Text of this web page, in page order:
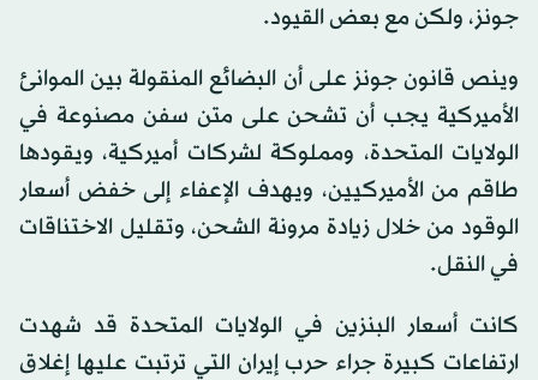
جونز، ولكن مع بعض القيود.
وينص قانون جونز على أن البضائع المنقولة بين الموانئ
الأميركية يجب أن تشحن على متن سفن مصنوعة في
الولايات المتحدة، ومملوكة لشركات أميركية، ويقودها
طاقم من الأميركيين، ويهدف الإعفاء إلى خفض أسعار
الوقود من خلال زيادة مرونة الشحن، وتقليل الاختناقات
في النقل.
كانت أسعار البنزين في الولايات المتحدة قد شهدت
ارتفاعات كبيرة جراء حرب إيران التي ترتبت عليها إغلاق